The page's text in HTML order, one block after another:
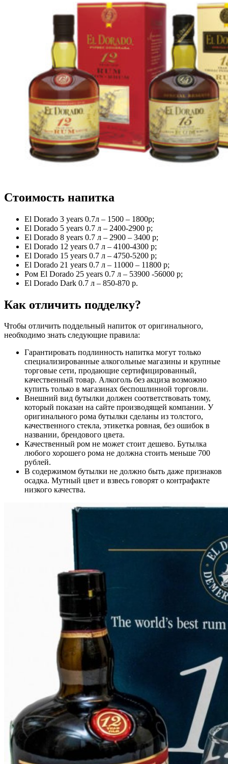
Стоимость напитка
El Dorado 3 years 0.7л – 1500 – 1800р;
El Dorado 5 years 0.7 л – 2400-2900 р;
El Dorado 8 years 0.7 л – 2900 – 3400 р;
El Dorado 12 years 0.7 л – 4100-4300 р;
El Dorado 15 years 0.7 л – 4750-5200 р;
El Dorado 21 years 0.7 л – 11000 – 11800 р;
Ром El Dorado 25 years 0.7 л – 53900 -56000 р;
El Dorado Dark 0.7 л – 850-870 р.
Как отличить подделку?
Чтобы отличить поддельный напиток от оригинального,
необходимо знать следующие правила:
Гарантировать подлинность напитка могут только
специализированные алкогольные магазины и крупные
торговые сети, продающие сертифицированный,
качественный товар. Алкоголь без акциза возможно
купить только в магазинах беспошлинной торговли.
Внешний вид бутылки должен соответствовать тому,
который показан на сайте производящей компании. У
оригинального рома бутылки сделаны из толстого,
качественного стекла, этикетка ровная, без ошибок в
названии, брендового цвета.
Качественный ром не может стоит дешево. Бутылка
любого хорошего рома не должна стоить меньше 700
рублей.
В содержимом бутылки не должно быть даже признаков
осадка. Мутный цвет и взвесь говорят о контрафакте
низкого качества.